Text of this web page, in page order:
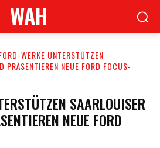
WAH
WERKE UNTERSTÜTZEN
PRÄSENTIEREN NEUE FORD FOCUS-
SAARLOUISER
NEUE FORD